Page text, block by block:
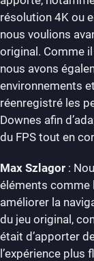
résolution 4K ou
nous voulions
original. Comme il
nous avons
environnements
réenregistré les
Downes afin
du FPS tout en
Max Szlagor :
éléments comme
améliorer la
du jeu original,
était d’apporter
l’expérience